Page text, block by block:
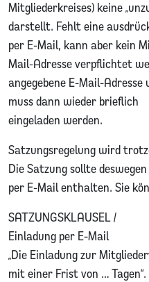
Mitgliederkreises) keine
darstellt. Fehlt eine
per E-Mail, kann aber kein
Mail-Adresse verpflichtet
angegebene E-Mail-
muss dann wieder brieflich
eingeladen werden.
Satzungsregelung wird
Die Satzung sollte
per E-Mail enthalten. Sie
SATZUNGSKLAUSEL /
Einladung per E-Mail
„Die Einladung zur
mit einer Frist von … Tagen“.